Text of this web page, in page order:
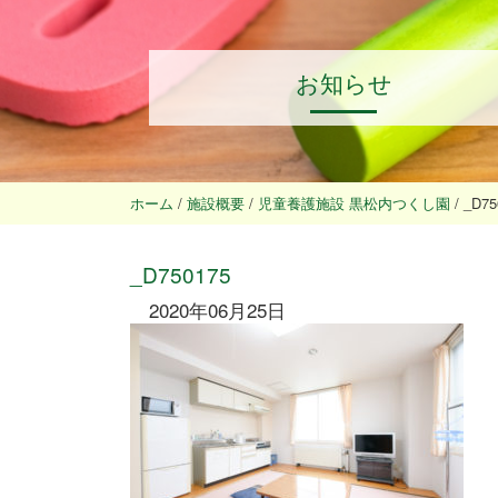
お知らせ
ホーム / 施設概要 / 児童養護施設 黒松内つくし園 /
_D750175
2020年06月25日